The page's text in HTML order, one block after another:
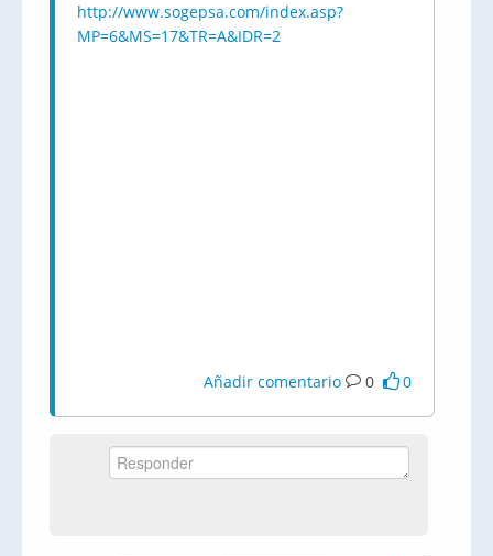
http://www.sogepsa.com/index.asp?
MP=6&MS=17&TR=A&IDR=2
Añadir comentario 0 0